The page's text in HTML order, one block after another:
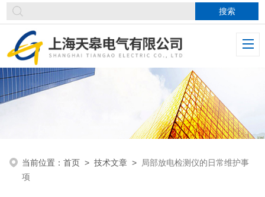
当前位置：首页 >技术文章 > 局部放电检测仪的日常维护事
项